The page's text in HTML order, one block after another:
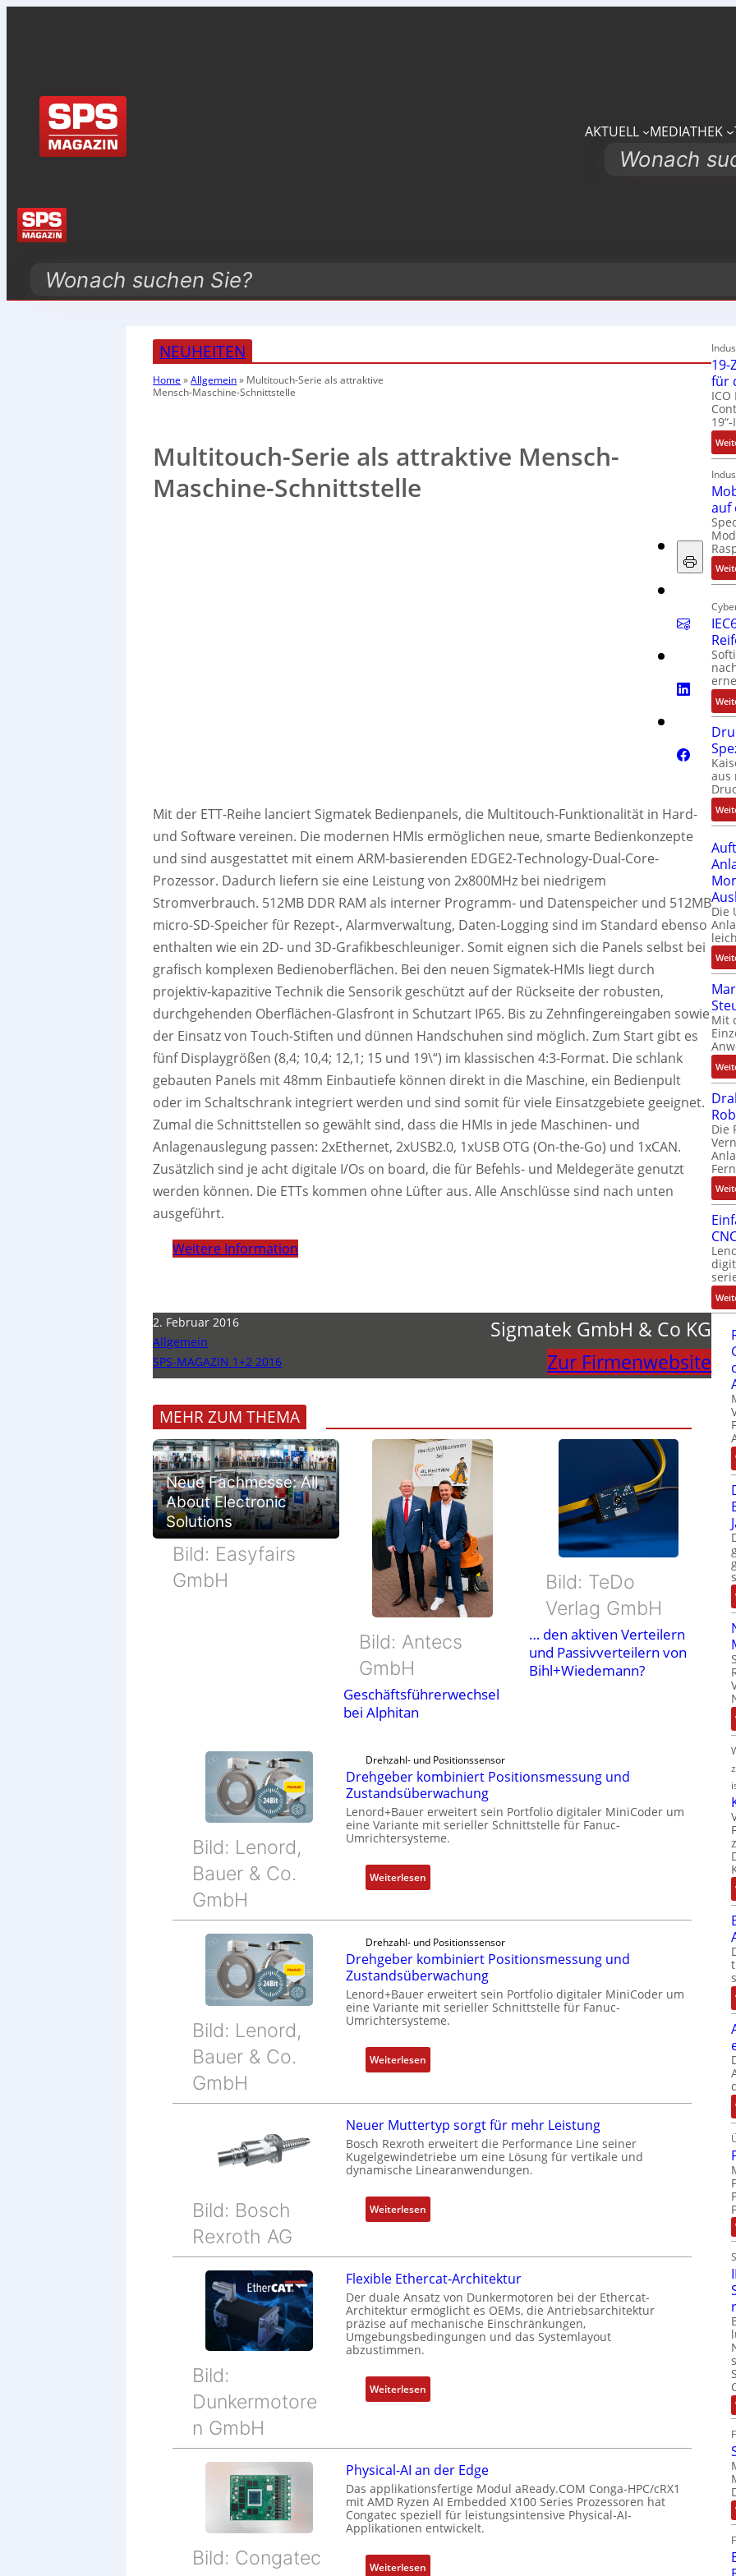
AKTUELL MEDIATHEK
Search
Search
NEUHEITEN
Home »Allgemein» Multitouch-Serie als attraktive
Mensch-Maschine-Schnittstelle
Multitouch-Serie als attraktive Mensch-
Maschine-Schnittstelle
Mit der ETT-Reihe lanciert Sigmatek Bedienpanels, die Multitouch-Funktionalität in Hard-
und Software vereinen. Die modernen HMIs ermöglichen neue, smarte Bedienkonzepte
und sind ausgestattet mit einem ARM-basierenden EDGE2-Technology-Dual-Core-
Prozessor. Dadurch liefern sie eine Leistung von 2x800MHz bei niedrigem
Stromverbrauch. 512MB DDR RAM als interner Programm- und Datenspeicher und 512MB
micro-SD-Speicher für Rezept-, Alarmverwaltung, Daten-Logging sind im Standard ebenso
enthalten wie ein 2D- und 3D-Grafikbeschleuniger. Somit eignen sich die Panels selbst bei
grafisch komplexen Bedienoberflächen. Bei den neuen Sigmatek-HMIs liegt durch
projektiv-kapazitive Technik die Sensorik geschützt auf der Rückseite der robusten,
durchgehenden Oberflächen-Glasfront in Schutzart IP65. Bis zu Zehnfingereingaben sowie
der Einsatz von Touch-Stiften und dünnen Handschuhen sind möglich. Zum Start gibt es
fünf Displaygrößen (8,4; 10,4; 12,1; 15 und 19\“) im klassischen 4:3-Format. Die schlank
gebauten Panels mit 48mm Einbautiefe können direkt in die Maschine, ein Bedienpult
oder im Schaltschrank integriert werden und sind somit für viele Einsatzgebiete geeignet.
Zumal die Schnittstellen so gewählt sind, dass die HMIs in jede Maschinen- und
Anlagenauslegung passen: 2xEthernet, 2xUSB2.0, 1xUSB OTG (On-the-Go) und 1xCAN.
Zusätzlich sind je acht digitale I/Os on board, die für Befehls- und Meldegeräte genutzt
werden können. Die ETTs kommen ohne Lüfter aus. Alle Anschlüsse sind nach unten
ausgeführt.
Weitere Information
2. Februar 2016
Allgemein
SPS-MAGAZIN 1+2 2016
Sigmatek GmbH & Co KG
Zur Firmenwebsite
MEHR ZUM THEMA
Neue Fachmesse: All
About Electronic
Solutions
Bild: Easyfairs
GmbH
Bild: Antecs
GmbH
Geschäftsführerwechsel
bei Alphitan
Bild: TeDo
Verlag GmbH
… den aktiven Verteilern
und Passivverteilern von
Bihl+Wiedemann?
Bild: Lenord,
Bauer & Co.
GmbH
Drehzahl- und Positionssensor
Drehgeber kombiniert Positionsmessung und
Zustandsüberwachung
Lenord+Bauer erweitert sein Portfolio digitaler MiniCoder um
eine Variante mit serieller Schnittstelle für Fanuc-
Umrichtersysteme.
Weiterlesen:
D
h
g
e
b
e
k
o
b
i
e
P
s
i
i
o
n
m
e
u
u
n
d
u
Bild: Lenord,
Bauer & Co.
GmbH
Drehzahl- und Positionssensor
Drehgeber kombiniert Positionsmessung und
Zustandsüberwachung
Lenord+Bauer erweitert sein Portfolio digitaler MiniCoder um
eine Variante mit serieller Schnittstelle für Fanuc-
Umrichtersysteme.
Weiterlesen:
D
h
g
e
e
r
b
i
n
i
t
P
t
i
o
n
m
Bild: Bosch
Rexroth AG
Neuer Muttertyp sorgt für mehr Leistung
Bosch Rexroth erweitert die Performance Line seiner
Kugelgewindetriebe um eine Lösung für vertikale und
dynamische Linearanwendungen.
Weiterlesen:
N
u
e
r
M
u
e
r
p
s
o
r
g
t
f
ü
Bild:
Dunkermotore
n GmbH
Flexible Ethercat-Architektur
Der duale Ansatz von Dunkermotoren bei der Ethercat-
Architektur ermöglicht es OEMs, die Antriebsarchitektur
präzise auf mechanische Einschränkungen,
Umgebungsbedingungen und das Systemlayout
abzustimmen.
Weiterlesen:
F
b
l
e
Bild: Congatec
Physical-AI an der Edge
Das applikationsfertige Modul aReady.COM Conga-HPC/cRX1
mit AMD Ryzen AI Embedded X100 Series Prozessoren hat
Congatec speziell für leistungsintensive Physical-AI-
Applikationen entwickelt.
Weiterlesen:
19-
für
auf
aus
Die
Mit
Die